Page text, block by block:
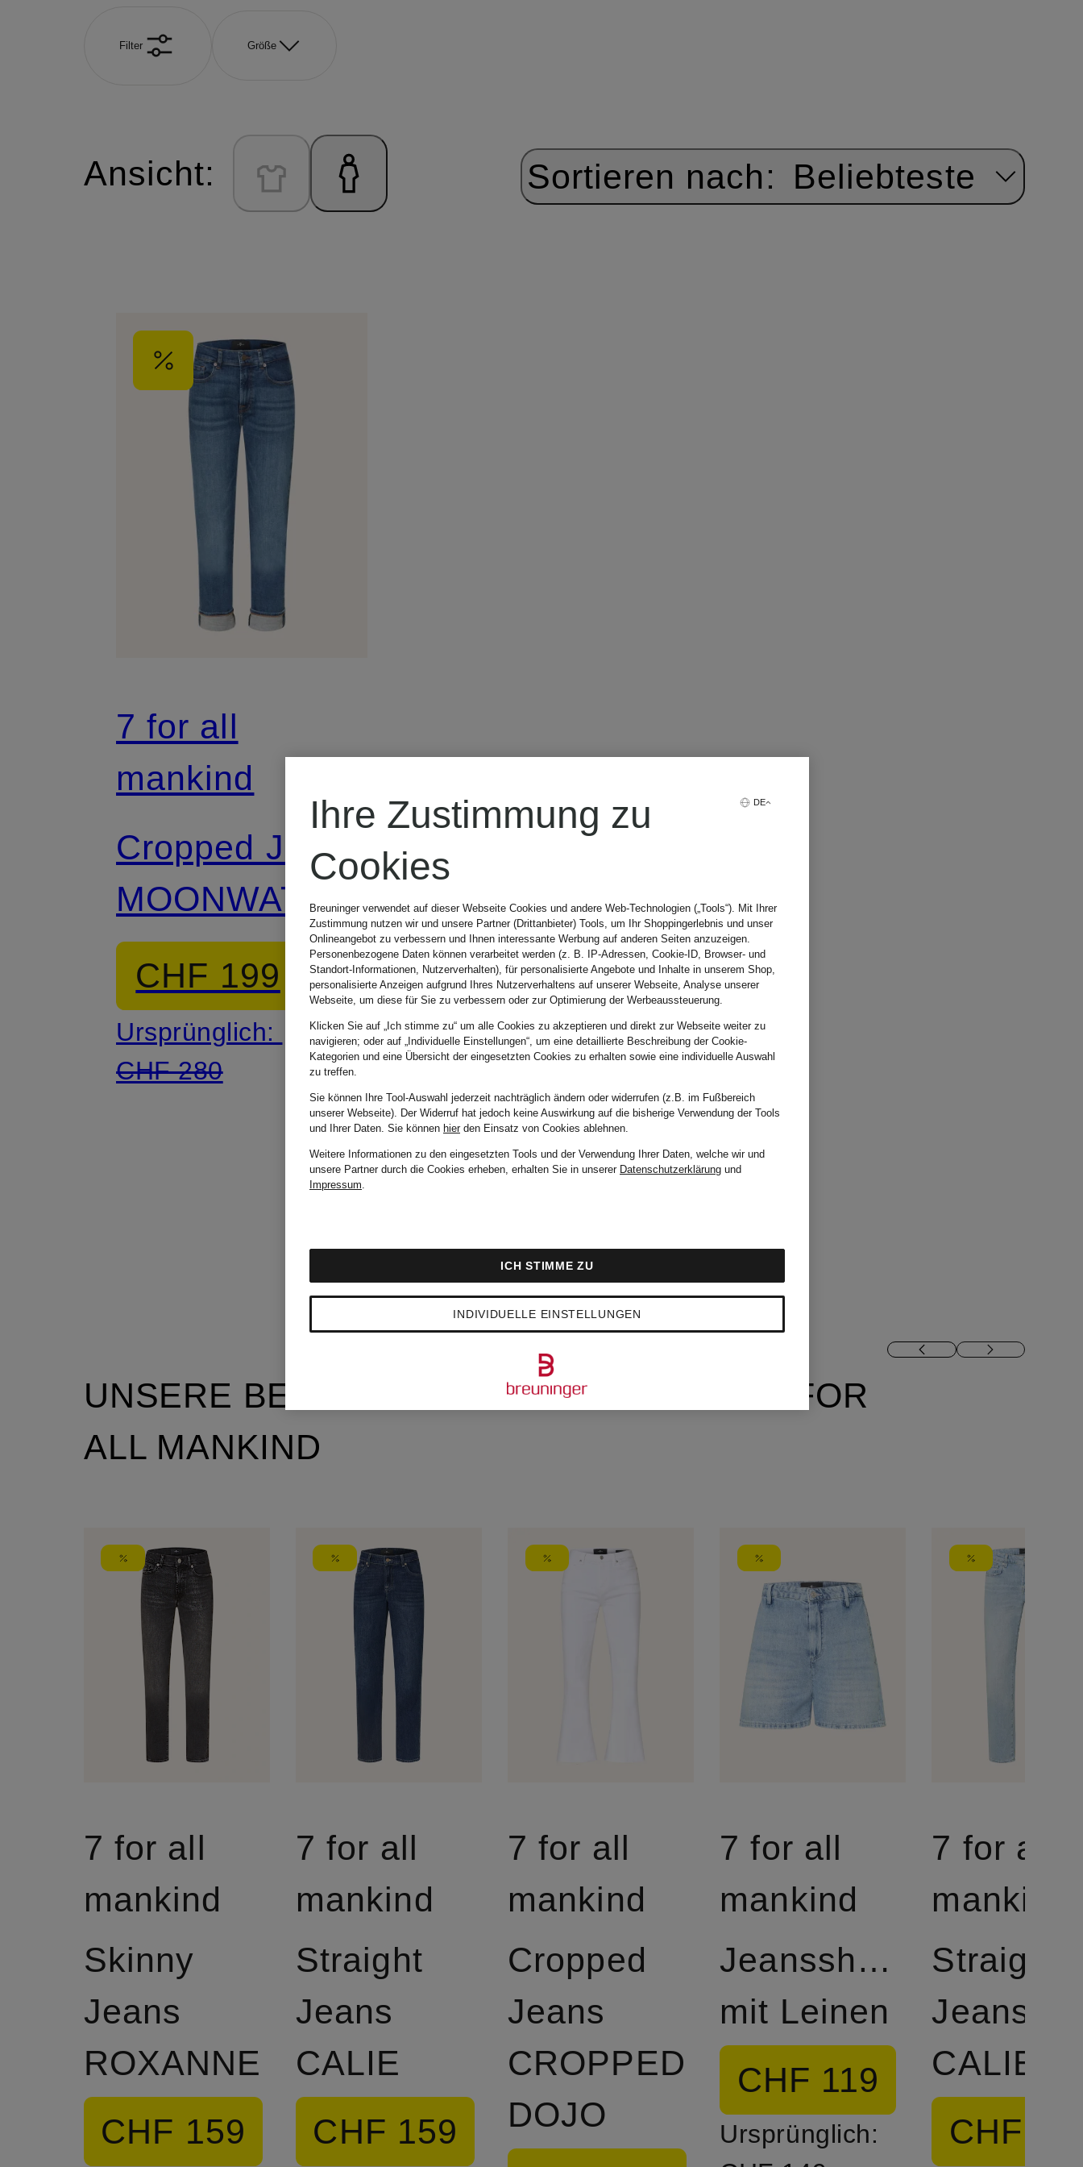
Filter Größe
Ansicht: Sortieren nach: Beliebteste
7 for all
mankind
Cropped Jeans
MOONWATER
CHF 199
Ursprünglich:
CHF 280
UNSERE BELIEBTESTEN ARTIKEL VON 7 FOR
ALL MANKIND
7 for all
mankind
Skinny
Jeans
ROXANNE
CHF 159
7 for all
mankind
Straight
Jeans
CALIE
CHF 159
7 for all
mankind
Cropped
Jeans
CROPPED
DOJO
7 for all
mankind
Jeansshorts
mit Leinen
CHF 119
Ursprünglich:
7 for all
mankind
Straight
Jeans
CALIE
CHF
DE
Ihre Zustimmung zu
Cookies
Breuninger verwendet auf dieser Webseite Cookies und andere Web-Technologien („Tools“). Mit Ihrer
Zustimmung nutzen wir und unsere Partner (Drittanbieter) Tools, um Ihr Shoppingerlebnis und unser
Onlineangebot zu verbessern und Ihnen interessante Werbung auf anderen Seiten anzuzeigen.
Personenbezogene Daten können verarbeitet werden (z. B. IP-Adressen, Cookie-ID, Browser- und
Standort-Informationen, Nutzerverhalten), für personalisierte Angebote und Inhalte in unserem Shop,
personalisierte Anzeigen aufgrund Ihres Nutzerverhaltens auf unserer Webseite, Analyse unserer
Webseite, um diese für Sie zu verbessern oder zur Optimierung der Werbeaussteuerung.
Klicken Sie auf „Ich stimme zu“ um alle Cookies zu akzeptieren und direkt zur Webseite weiter zu
navigieren; oder auf „Individuelle Einstellungen“, um eine detaillierte Beschreibung der Cookie-
Kategorien und eine Übersicht der eingesetzten Cookies zu erhalten sowie eine individuelle Auswahl
zu treffen.
Sie können Ihre Tool-Auswahl jederzeit nachträglich ändern oder widerrufen (z.B. im Fußbereich
unserer Webseite). Der Widerruf hat jedoch keine Auswirkung auf die bisherige Verwendung der Tools
und Ihrer Daten. Sie können hierden Einsatz von Cookies ablehnen.
Weitere Informationen zu den eingesetzten Tools und der Verwendung Ihrer Daten, welche wir und
unsere Partner durch die Cookies erheben, erhalten Sie in unserer Datenschutzerklärung und
Impressum.
INDIVIDUELLE EINSTELLUNGEN
ICH STIMME ZU